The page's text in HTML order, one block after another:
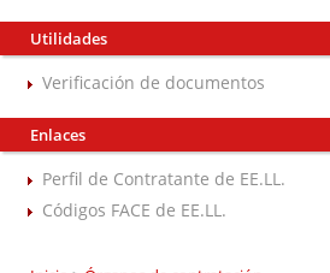
Utilidades
Verificación de documentos
Enlaces
Perfil de Contratante de EE.LL.
Códigos FACE de EE.LL.